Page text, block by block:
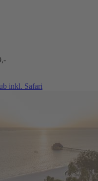
inkl. Safari